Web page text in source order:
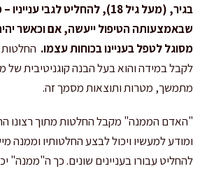
בגיר, (מעל גיל 18), להחליט לגבי
שבאמצעותה הטיפול ייעשה, אם וכאשר
מסוגל לטפל בעניינו בכוחות עצמו. החלטות
לקבל במידה והוא בעל הבנה קוגניטיבית של
מתמשך, מטרות ותוצאות מסמך זה.
"האדם הממנה" מקבל החלטות מתוך רצונו
ומודע למעשיו ויכול לבצע החלטותיו וממנה
להחליט עבורו בעניינים שונים. כך ה"ממנה"